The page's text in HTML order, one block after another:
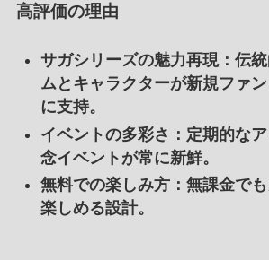
高評価の理由
サガシリーズの魅力再現：伝
ムとキャラクターが新規ファ
に支持。
イベントの多彩さ ：定期的な
念イベントが常に新鮮。
無料での楽しみ方：無課金で
楽しめる設計。